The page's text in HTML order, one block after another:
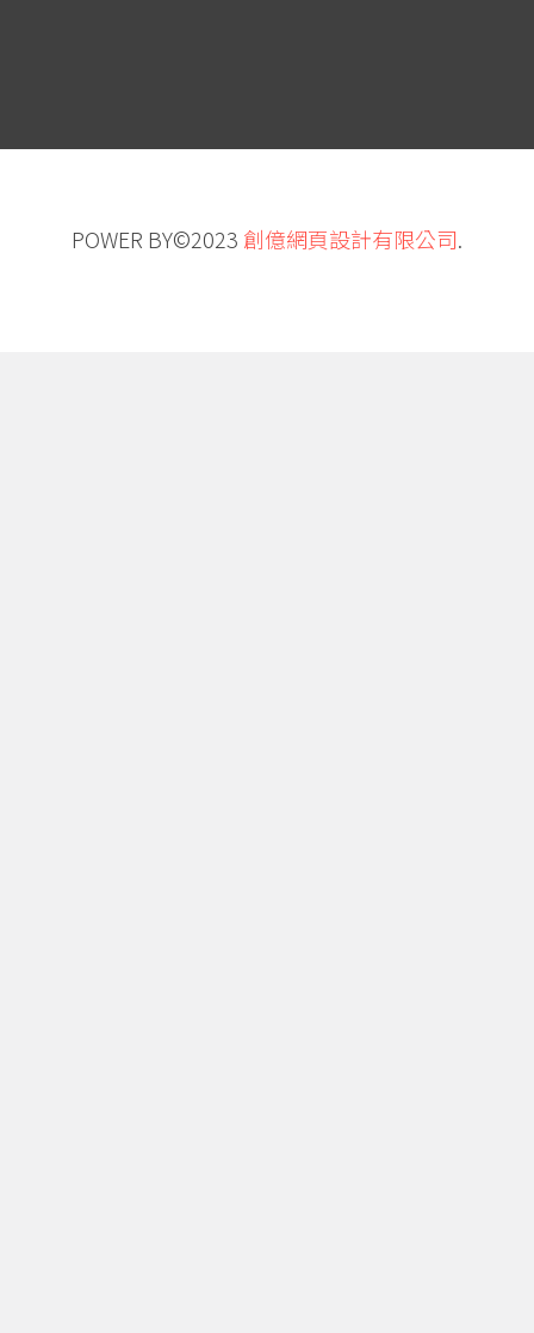
POWER BY©2023 創億網頁設計有限公司.